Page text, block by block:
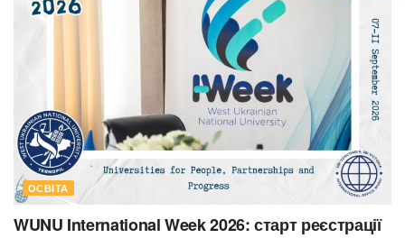
ОСВІТА
WUNU International Week 2026: старт реєстрації